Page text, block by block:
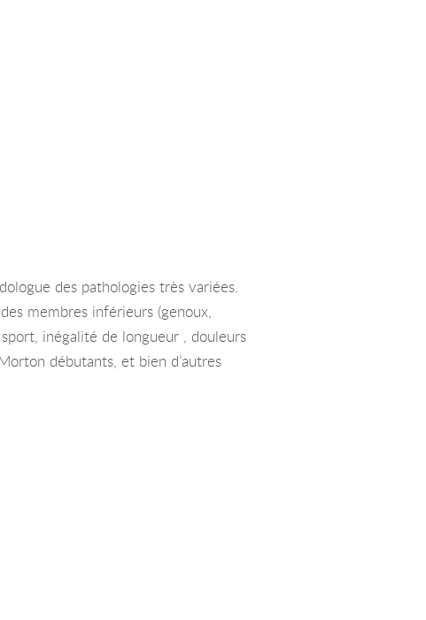
des pathologies très variées.
membres inférieurs (genoux,
inégalité de longueur , douleurs
débutants, et bien d’autres